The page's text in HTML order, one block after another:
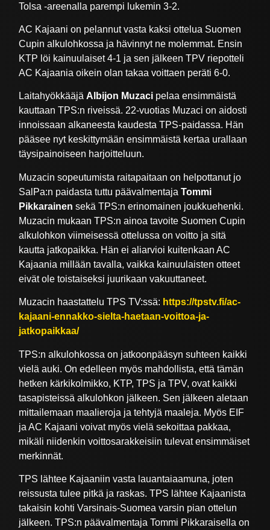
Tolsa -areenalla parempi lukemin 3-2.
AC Kajaani on pelannut vasta kaksi ottelua Suomen
Cupin alkulohkossa ja hävinnyt ne molemmat. Ensin
KTP löi kainuulaiset 4-1 ja sen jälkeen TPV riepotteli
AC Kajaania oikein olan takaa voittaen peräti 6-0.
LaitahyökkääjäAlbijon Muzaci pelaa ensimmäistä
kauttaan TPS:n riveissä. 22-vuotias Muzaci on aidosti
innoissaan alkaneesta kaudesta TPS-paidassa. Hän
pääsee nyt keskittymään ensimmäistä kertaa urallaan
täysipainoiseen harjoitteluun.
Muzacin sopeutumista raitapaitaan on helpottanut jo
SalPa:n paidasta tuttu päävalmentajaTommi
Pikkarainen sekä TPS:n erinomainen joukkuehenki.
Muzacin mukaan TPS:n ainoa tavoite Suomen Cupin
alkulohkon viimeisessä ottelussa on voitto ja sitä
kautta jatkopaikka. Hän ei aliarvioi kuitenkaan AC
Kajaania millään tavalla, vaikka kainuulaisten otteet
eivät ole toistaiseksi juurikaan vakuuttaneet.
Muzacin haastattelu TPS TV:ssä: https://tpstv.fi/ac-
kajaani-ennakko-sielta-haetaan-voittoa-ja-
jatkopaikkaa/
TPS:n alkulohkossa on jatkoonpääsyn suhteen kaikki
vielä auki. On edelleen myös mahdollista, että tämän
hetken kärkikolmikko, KTP, TPS ja TPV, ovat kaikki
tasapisteissä alkulohkon jälkeen. Sen jälkeen aletaan
mittailemaan maalieroja ja tehtyjä maaleja. Myös EIF
ja AC Kajaani voivat myös vielä sekoittaa pakkaa,
mikäli niidenkin voittosarakkeisiin tulevat ensimmäiset
merkinnät.
TPS lähtee Kajaaniin vasta lauantaiaamuna, joten
reissusta tulee pitkä ja raskas. TPS lähtee Kajaanista
takaisin kohti Varsinais-Suomea varsin pian ottelun
jälkeen. TPS:n päävalmentaja Tommi Pikkaraisella on